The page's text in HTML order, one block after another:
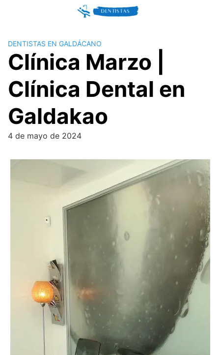
DENTISTAS EN GALDÁCANO
Clínica Marzo |
Clínica Dental en
Galdakao
4 de mayo de 2024